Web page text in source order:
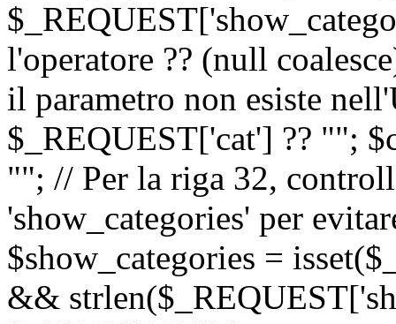
l'operatore ?? (null
il parametro non esiste
$_REQUEST['cat'] ?? "";
""; // Per la riga 32,
'show_categories' per
$show_categories =
&&